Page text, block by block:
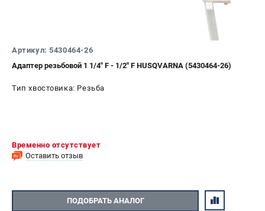
Артикул: 5430464-26
Адаптер резьбовой 1 1/4" F - 1/2" F HUSQVARNA (5430464-26)
Тип хвостовика: Резьба
Временно отсутствует
Оставить отзыв
ПОДОБРАТЬ АНАЛОГ